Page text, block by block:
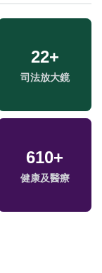
22+
司法放大鏡
610+
健康及醫療